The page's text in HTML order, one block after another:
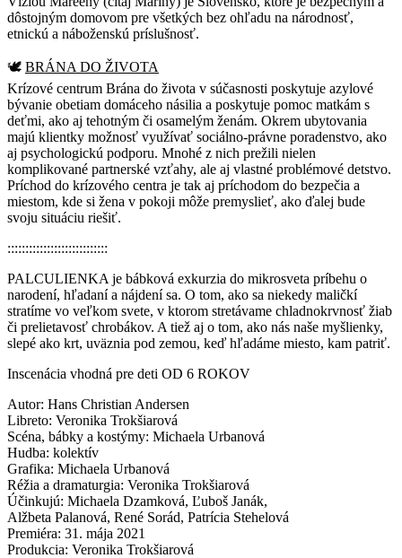
dôstojným domovom pre všetkých bez ohľadu na národnosť,
etnickú a náboženskú príslušnosť.
🕊️ BRÁNA DO ŽIVOTA
Krízové centrum Brána do života v súčasnosti poskytuje azylové
bývanie obetiam domáceho násilia a poskytuje pomoc matkám s
deťmi, ako aj tehotným či osamelým ženám. Okrem ubytovania
majú klientky možnosť využívať sociálno-právne poradenstvo, ako
aj psychologickú podporu. Mnohé z nich prežili nielen
komplikované partnerské vzťahy, ale aj vlastné problémové detstvo.
Príchod do krízového centra je tak aj príchodom do bezpečia a
miestom, kde si žena v pokoji môže premyslieť, ako ďalej bude
svoju situáciu riešiť.
::::::::::::::::::::::::::::
PALCULIENKA je bábková exkurzia do mikrosveta príbehu o
narodení, hľadaní a nájdení sa. O tom, ako sa niekedy maličkí
stratíme vo veľkom svete, v ktorom stretávame chladnokrvnosť žiab
či prelietavosť chrobákov. A tiež aj o tom, ako nás naše myšlienky,
slepé ako krt, uväznia pod zemou, keď hľadáme miesto, kam patriť.
Inscenácia vhodná pre deti OD 6 ROKOV
Autor: Hans Christian Andersen
Libreto: Veronika Trokšiarová
Scéna, bábky a kostýmy: Michaela Urbanová
Hudba: kolektív
Grafika: Michaela Urbanová
Réžia a dramaturgia: Veronika Trokšiarová
Účinkujú: Michaela Dzamková, Ľuboš Janák,
Alžbeta Palanová, René Sorád, Patrícia Stehelová
Premiéra: 31. mája 2021
Produkcia: Veronika Trokšiarová